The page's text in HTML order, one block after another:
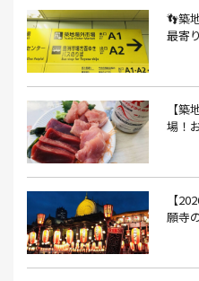
あなごめし(1） アパート探
アンテナショップ(1）
いくら(1） イタリアン(6）
イタリアンレストラン(1）
イチゴジャム(1） イベント(9
イベント2026(1） いわし(1
うなぎ(10） うなぎ屋(2）
うな重(2） うに(4）
👣築
最寄
【
場！
【
願寺